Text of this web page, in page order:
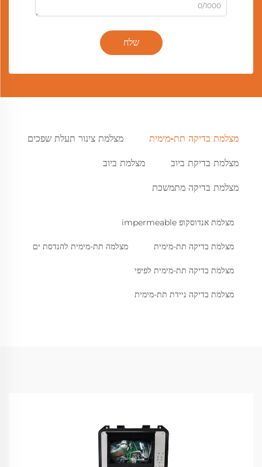
0/1000
שלח
מצלמת בדיקה תת-מימית מצלמת צינור תעלת שפכים
מצלמת בדיקת ביוב מצלמת ביוב
מצלמת בדיקה מתמשכת
מצלמת אנדוסקופ impermeable
מצלמת בדיקה תת-מימית מצלמה תת-מימית להנדסת ים
מצלמת בדיקה תת-מימית לפיפי
מצלמת בדיקה ניידת תת-מימית